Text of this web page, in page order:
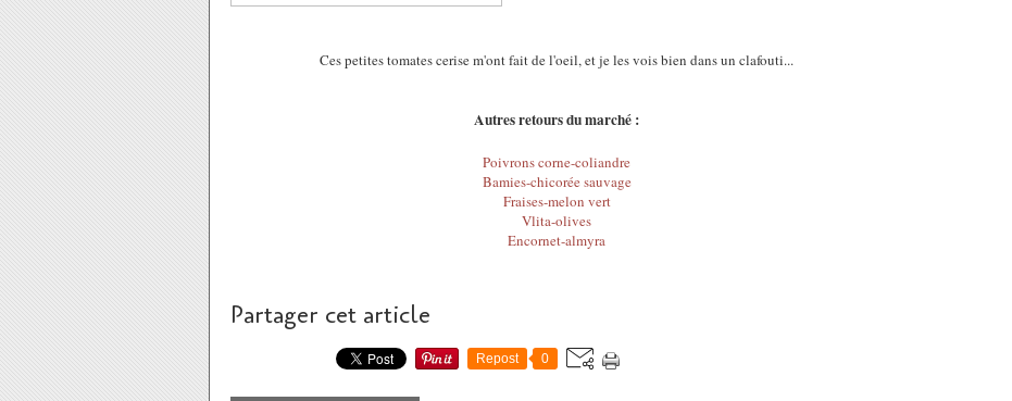
Ces petites tomates cerise m'ont fait de l'oeil, et je les vois bien dans un clafouti...
Autres retours du marché :
Poivrons corne-coliandre
Bamies-chicorée sauvage
Fraises-melon vert
Vlita-olives
Encornet-almyra
Partager cet article
Repost 0